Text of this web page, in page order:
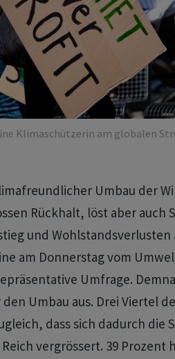
Klimaschützerin am globalen
Umbau der
Rückhalt, löst aber auch
und Wohlstandsverlusten
am Donnerstag vom
Umfrage.
Umbau aus. Drei Viertel
dass sich dadurch die
vergrössert. 39 Prozent